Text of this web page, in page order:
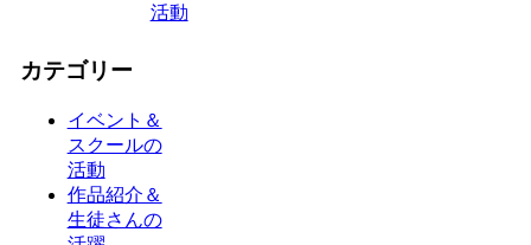
活動
カテゴリー
イベント＆
スクールの
活動
作品紹介＆
生徒さんの